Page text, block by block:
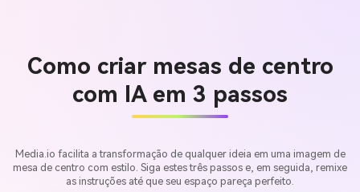
Como criar mesas de centro
com IA em 3 passos
Media.io facilita a transformação de qualquer ideia em uma imagem de
mesa de centro com estilo. Siga estes três passos e, em seguida, remixe
as instruções até que seu espaço pareça perfeito.